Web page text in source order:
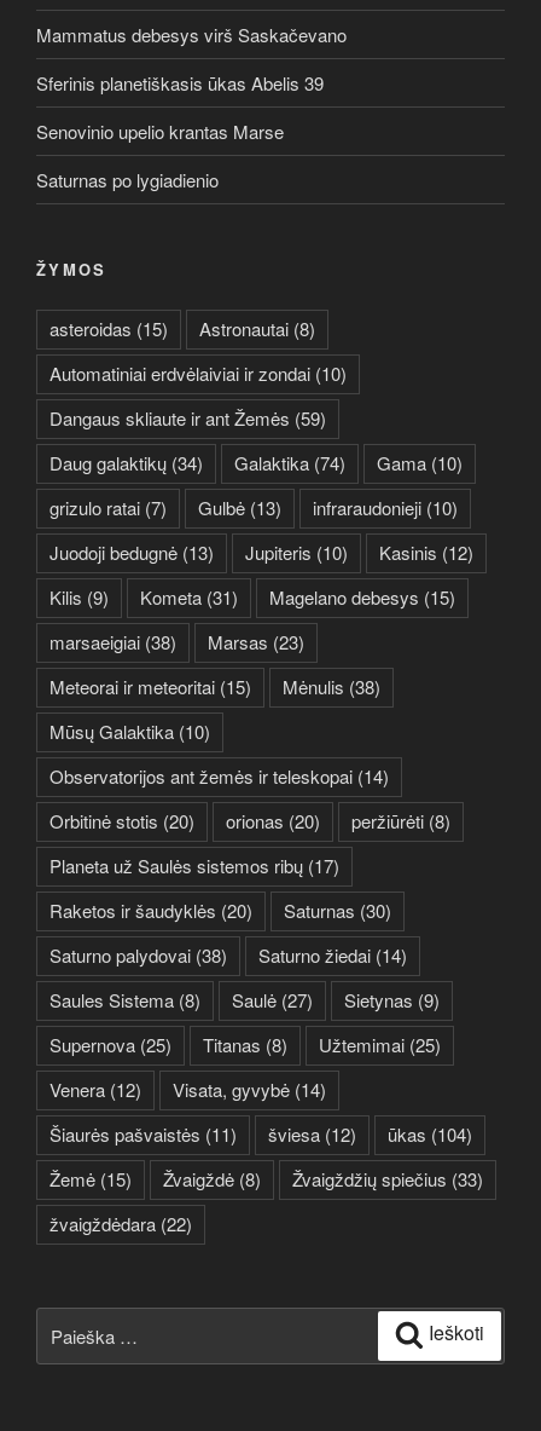
Mammatus debesys virš Saskačevano
Sferinis planetiškasis ūkas Abelis 39
Senovinio upelio krantas Marse
Saturnas po lygiadienio
ŽYMOS
asteroidas (15) Astronautai (8)
Automatiniai erdvėlaiviai ir zondai (10)
Dangaus skliaute ir ant Žemės (59)
Daug galaktikų (34) Galaktika (74) Gama (10)
grizulo ratai (7) Gulbė (13) infraraudonieji (10)
Juodoji bedugnė (13) Jupiteris (10) Kasinis (12)
Kilis (9) Kometa (31) Magelano debesys (15)
marsaeigiai (38) Marsas (23)
Meteorai ir meteoritai (15) Mėnulis (38)
Mūsų Galaktika (10)
Observatorijos ant žemės ir teleskopai (14)
Orbitinė stotis (20) orionas (20) peržiūrėti (8)
Planeta už Saulės sistemos ribų (17)
Raketos ir šaudyklės (20) Saturnas (30)
Saturno palydovai (38) Saturno žiedai (14)
Saules Sistema (8) Saulė (27) Sietynas (9)
Supernova (25) Titanas (8) Užtemimai (25)
Venera (12) Visata, gyvybė (14)
Šiaurės pašvaistės (11) šviesa (12) ūkas (104)
Žemė (15) Žvaigždė (8) Žvaigždžių spiečius (33)
žvaigždėdara (22)
Ieškoti